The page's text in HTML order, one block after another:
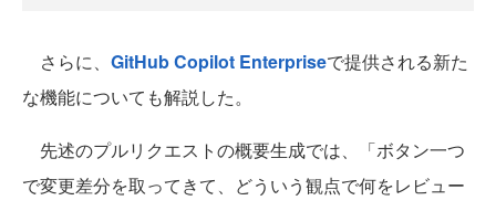
さらに、 GitHub Copilot Enterpriseで提供される新た
な機能についても解説した。
先述のプルリクエストの概要生成では、「ボタン一つ
で変更差分を取ってきて、どういう観点で何をレビュー